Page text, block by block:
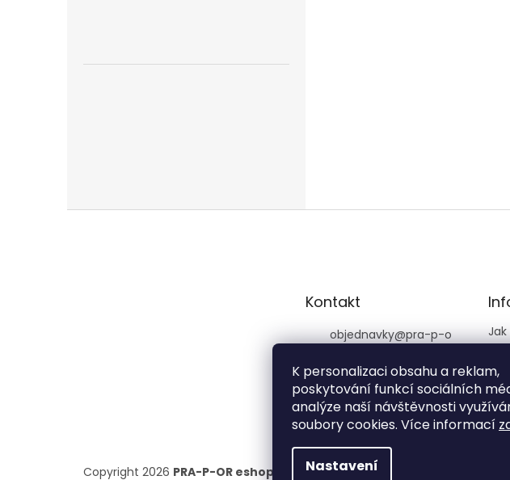
K personalizaci obsahu a reklam,
poskytování funkcí sociálních
analýze naší návštěvnosti
soubory cookies. Více informací
Nastavení
Kontakt
objednavky@pra-p-o
+420 725 890 513
reklamace +420 777
744 087
Copyright 2026 PRA-P-OR eshop . Všechna práva vyhrazena.